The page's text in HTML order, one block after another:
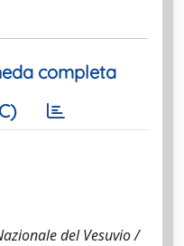
completa
del Vesuvio /